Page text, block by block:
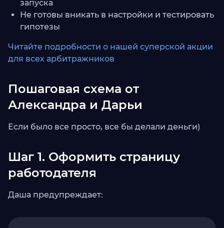
запуска
Не готовы вникать в настройки и тестировать
гипотезы
Читайте подробности о нашей суперской акции
для всех арбитражников
Пошаговая схема от
Александра и Дарьи
Если было все просто, все бы делали деньги)
Шаг 1. Оформить страницу
работодателя
Даша предупреждает: